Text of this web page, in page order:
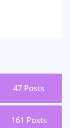
47 Posts
161 Posts